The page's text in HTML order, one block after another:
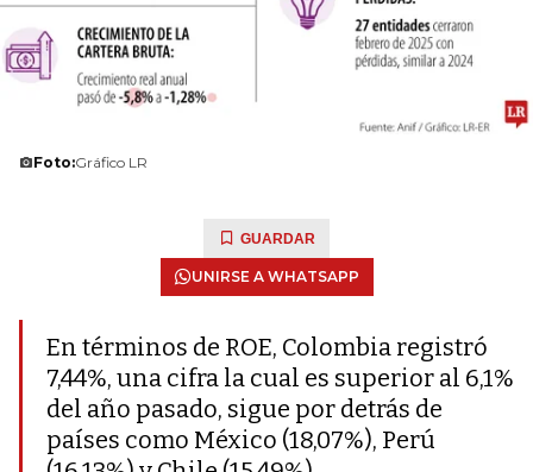
Foto:Gráfico LR
GUARDAR
UNIRSE A WHATSAPP
En términos de ROE, Colombia registró
7,44%, una cifra la cual es superior al 6,1%
del año pasado, sigue por detrás de
países como México (18,07%), Perú